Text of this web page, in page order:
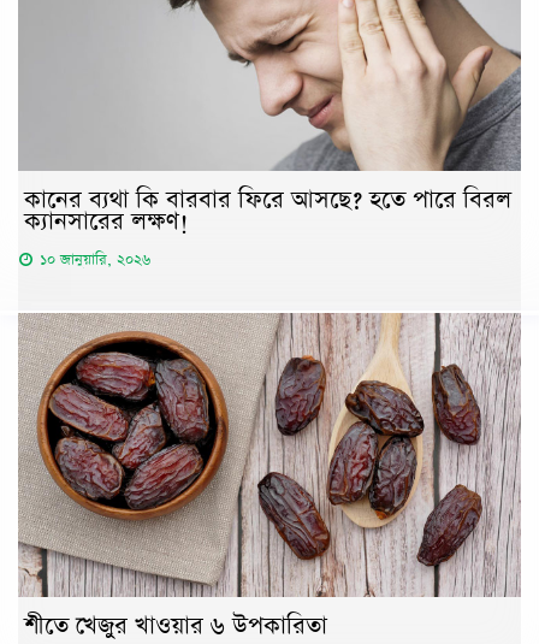
কানের ব্যথা কি বারবার ফিরে আসছে? হতে পারে বিরল
ক্যানসারের লক্ষণ!
১০ জানুয়ারি, ২০২৬
শীতে খেজুর খাওয়ার ৬ উপকারিতা